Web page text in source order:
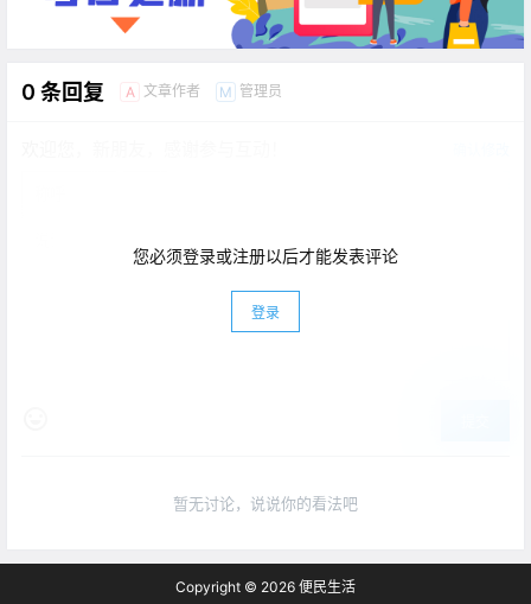
0 条回复 A 文章作者 M 管理员
您必须登录或注册以后才能发表评论
登录
暂无讨论，说说你的看法吧
Copyright © 2026 便民生活